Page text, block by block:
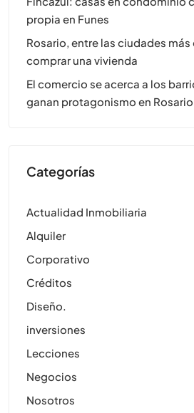
propia en Funes
Rosario, entre las ciudades
comprar una vivienda
El comercio se acerca a los
ganan protagonismo en Rosario
Categorías
Actualidad Inmobiliaria
Alquiler
Corporativo
Créditos
Diseño.
inversiones
Lecciones
Negocios
Nosotros